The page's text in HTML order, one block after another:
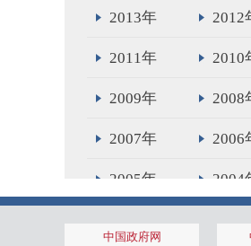
2013年 2012
2011年 2010
2009年 2008
2007年 2006
2005年 2004
2003年 2002
中国政府网